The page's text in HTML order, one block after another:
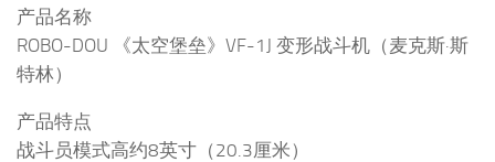
产品名称
ROBO-DOU 《太空堡垒》VF-1J 变形战斗机（麦克斯·斯
特林）
产品特点
战斗员模式高约8英寸（20.3厘米）